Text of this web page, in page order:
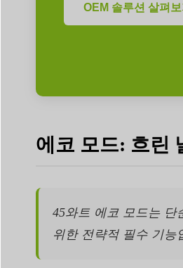
OEM 솔루션 살펴
에코 모드: 흐린
45와트 에코 모드는
위한 전략적 필수 기능